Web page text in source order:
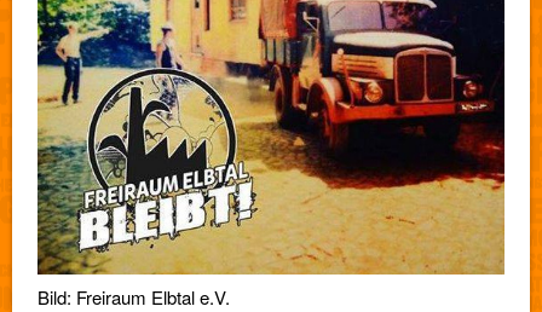
Bild: Freiraum Elbtal e.V.